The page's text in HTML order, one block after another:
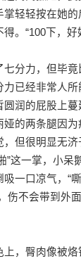
轻轻按在她的
。“100下，好
分力，但毕
已经非常人
润的屁股上
的两条腿因
但很明显无济
”这一掌，小呆
一口凉气，“
伤不会带到外
，臀肉像被烙